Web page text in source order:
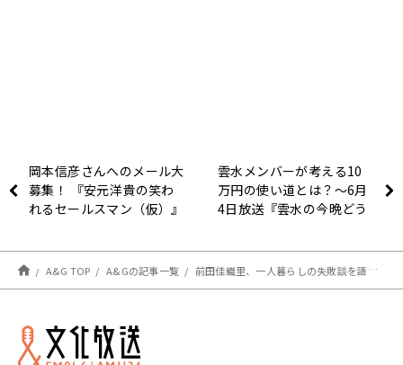
岡本信彦さんへのメール大
募集！ 『安元洋貴の笑わ
れるセールスマン（仮）』
雲水メンバーが考える10
万円の使い道とは？〜6月
4日放送『雲水の今晩どう
A&G TOP A&Gの記事一覧 前田佳織里、一人暮らしの失敗談を語る～6月9日「前田佳織里の進め！前田号」